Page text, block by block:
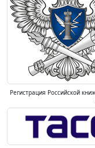
Регистрация Российской